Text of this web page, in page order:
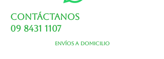
Contáctanos
09 8431 1107
Envíos a domicilio